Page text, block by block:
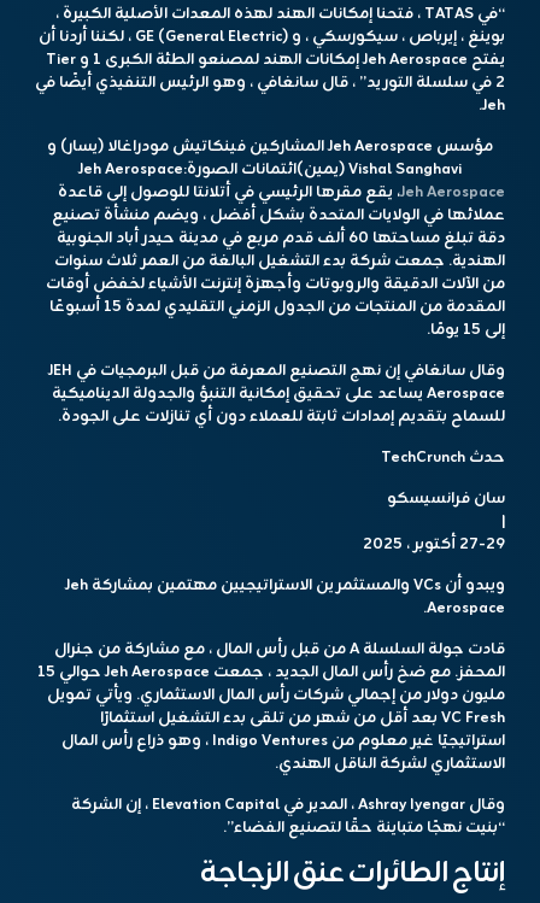
“في TATAS ، فتحنا إمكانات الهند لهذه المعدات الأصلية الكبيرة ،
بوينغ ، إيرباص ، سيكورسكي ، و GE (General Electric) ، لكننا أردنا أن
يفتح Jeh Aerospace إمكانات الهند لمصنعو الطئة الكبرى 1 و Tier
2 في سلسلة التوريد” ، قال سانغافي ، وهو الرئيس التنفيذي أيضًا في
Jeh.
مؤسس Jeh Aerospace المشاركين فينكاتيش مودراغالا (يسار) و
Vishal Sanghavi (يمين)
ائتمانات الصورة:Jeh Aerospace
Jeh Aerospace، يقع مقرها الرئيسي في أتلانتا للوصول إلى قاعدة
عملائها في الولايات المتحدة بشكل أفضل ، ويضم منشأة تصنيع
دقة تبلغ مساحتها 60 ألف قدم مربع في مدينة حيدر أباد الجنوبية
الهندية. جمعت شركة بدء التشغيل البالغة من العمر ثلاث سنوات
من الآلات الدقيقة والروبوتات وأجهزة إنترنت الأشياء لخفض أوقات
المقدمة من المنتجات من الجدول الزمني التقليدي لمدة 15 أسبوعًا
إلى 15 يومًا.
وقال سانغافي إن نهج التصنيع المعرفة من قبل البرمجيات في JEH
Aerospace يساعد على تحقيق إمكانية التنبؤ والجدولة الديناميكية
للسماح بتقديم إمدادات ثابتة للعملاء دون أي تنازلات على الجودة.
حدث TechCrunch
سان فرانسيسكو
|
27-29 أكتوبر ، 2025
ويبدو أن VCs والمستثمرين الاستراتيجيين مهتمين بمشاركة Jeh
Aerospace.
قادت جولة السلسلة A من قبل رأس المال ، مع مشاركة من جنرال
المحفز. مع ضخ رأس المال الجديد ، جمعت Jeh Aerospace حوالي 15
مليون دولار من إجمالي شركات رأس المال الاستثماري. ويأتي تمويل
VC Fresh بعد أقل من شهر من تلقى بدء التشغيل استثمارًا
استراتيجيًا غير معلوم من Indigo Ventures ، وهو ذراع رأس المال
الاستثماري لشركة الناقل الهندي.
وقال Ashray Iyengar ، المدير في Elevation Capital ، إن الشركة
“بنيت نهجًا متباينة حقًا لتصنيع الفضاء”.
إنتاج الطائرات عنق الزجاجة